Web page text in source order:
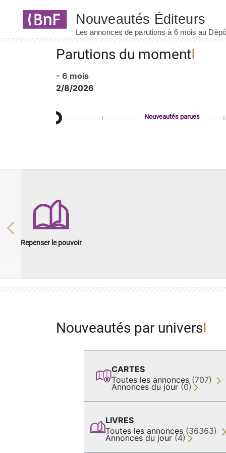
Parutions du moment
- 6 mois
2/8/2026
Nouveautés parues
Repenser le pouvoir
Previous
Nouveautés par univers
CARTES
Toutes les annonces (707)
Annonces du jour (0)
LIVRES
Toutes les annonces (36363)
Annonces du jour (4)